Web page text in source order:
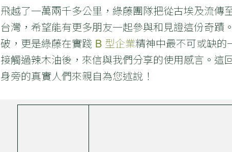
飛越了一萬兩千多公里，綠藤團隊把從古埃及流
台灣，希望能有更多朋友一起參與和見證這份奇蹟
破，更是綠藤在實踐 B 型企業精神中最不可或缺的
接觸過辣木油後，來信與我們分享的使用感言。
身旁的真實人們來親自為您述說！